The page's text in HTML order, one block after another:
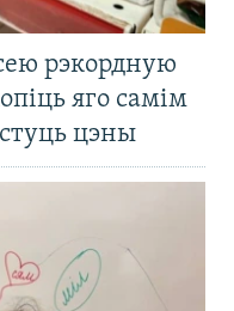
рэкордную
яго самім
цэны